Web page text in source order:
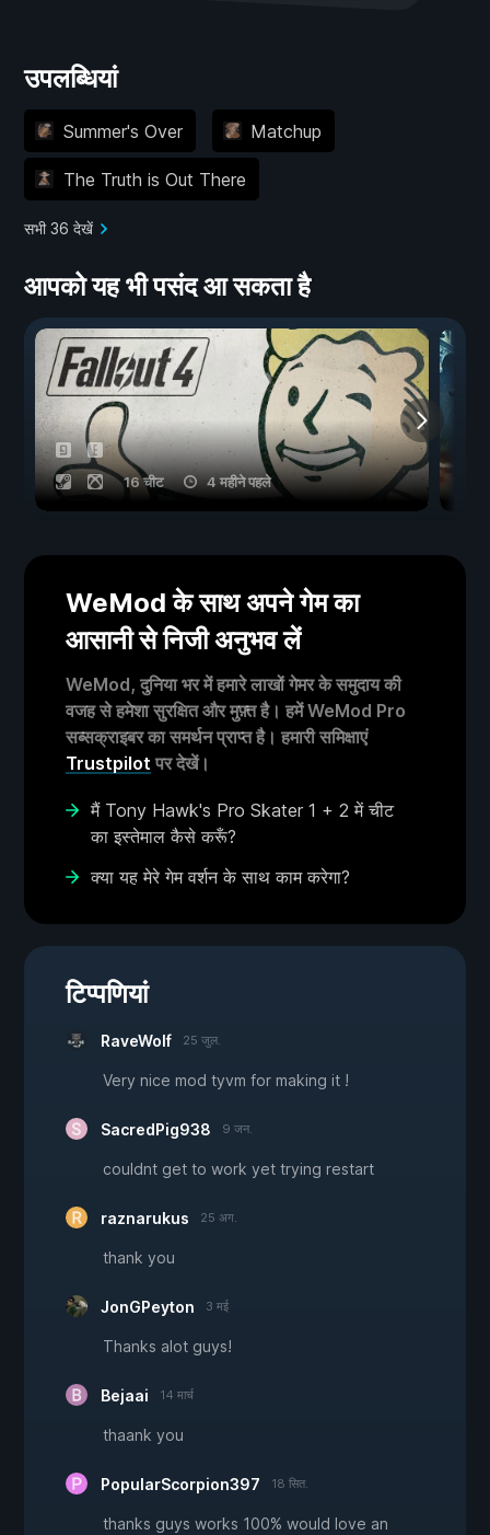
उपलब्धियां
Summer's Over Matchup
The Truth is Out There
सभी 36 देखें
आपको यह भी पसंद आ सकता है
16 चीट 4 महीने पहले
WeMod के साथ अपने गेम का
आसानी से निजी अनुभव लें
WeMod, दुनिया भर में हमारे लाखों गेमर के समुदाय की
वजह से हमेशा सुरक्षित और मुफ़्त है। हमें WeMod Pro
सब्सक्राइबर का समर्थन प्राप्त है। हमारी समिक्षाएं
Trustpilot पर देखें।
मैं Tony Hawk's Pro Skater 1 + 2 में चीट
का इस्तेमाल कैसे करूँ?
क्या यह मेरे गेम वर्शन के साथ काम करेगा?
टिप्पणियां
RaveWolf 25 जुल.
Very nice mod tyvm for making it !
SacredPig938 9 जन.
couldnt get to work yet trying restart
raznarukus 25 अग.
thank you
JonGPeyton 3 मई
Thanks alot guys!
Bejaai 14 मार्च
thaank you
PopularScorpion397 18 सित.
thanks guys works 100% would love an